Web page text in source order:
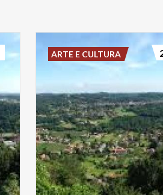
ARTE E CULTURA